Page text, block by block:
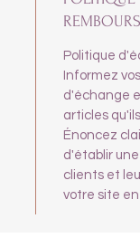
Politique
Informez
d'échange
articles
Énoncez
d'établir
clients et
votre site